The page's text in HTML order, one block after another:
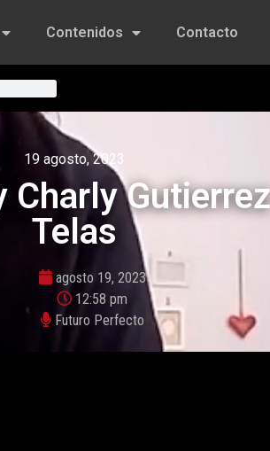
Contenidos Contacto
19 agosto, 2023
Charly
Telas
agosto 19, 2023
12:58 pm
Futuro Perfecto